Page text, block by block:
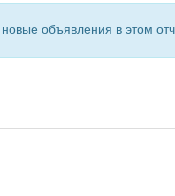
объявления в этом